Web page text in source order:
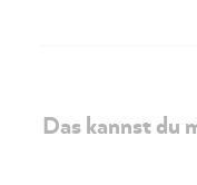
Das kannst du